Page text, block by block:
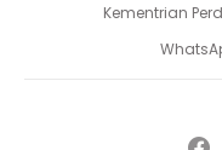
Kementrian